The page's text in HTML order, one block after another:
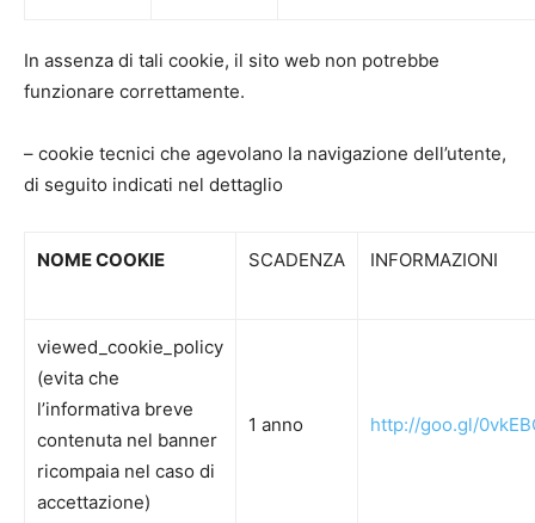
In assenza di tali cookie, il sito web non potrebbe
funzionare correttamente.
– cookie tecnici che agevolano la navigazione dell’utente,
di seguito indicati nel dettaglio
NOME COOKIE SCADENZA INFORMAZIONI
viewed_cookie_policy
(evita che
l’informativa breve
contenuta nel banner
ricompaia nel caso di
accettazione)
1 anno http://goo.gl/